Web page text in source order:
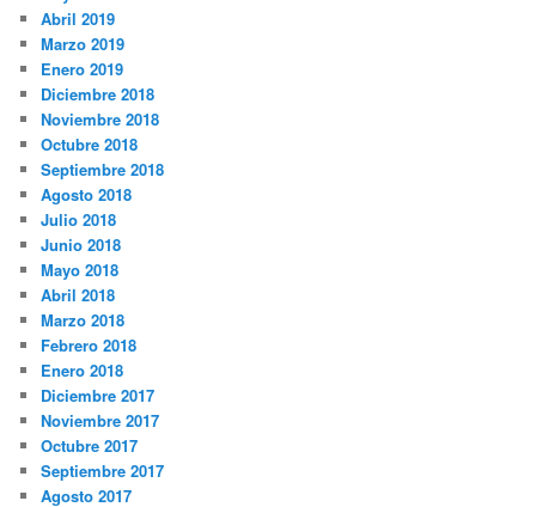
Abril 2019
Marzo 2019
Enero 2019
Diciembre 2018
Noviembre 2018
Octubre 2018
Septiembre 2018
Agosto 2018
Julio 2018
Junio 2018
Mayo 2018
Abril 2018
Marzo 2018
Febrero 2018
Enero 2018
Diciembre 2017
Noviembre 2017
Octubre 2017
Septiembre 2017
Agosto 2017